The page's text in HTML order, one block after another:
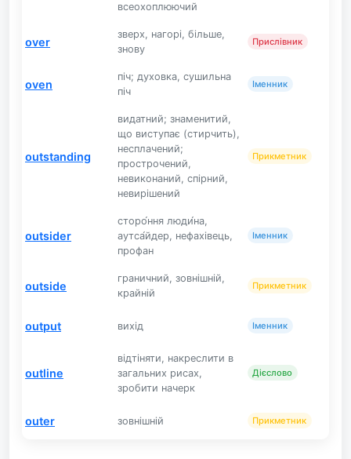
всеохоплюючий
over
зверх, нагорі, більше,
знову
Прислівник
oven
піч; духовка, сушильна
піч
Іменник
outstanding
видатний; знаменитий,
що виступає (стирчить),
несплачений;
прострочений,
невиконаний, спірний,
невирішений
Прикметник
outsider
сторо́ння люди́на,
аутса́йдер, нефахівець,
профан
Іменник
outside
граничний, зовнішній,
крайній
Прикметник
output вихід Іменник
outline
відтіняти, накреслити в
загальних рисах,
зробити начерк
Дієслово
outer зовнішній Прикметник